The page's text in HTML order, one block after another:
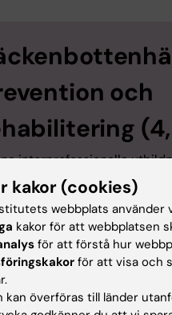
och
interprofessionella
slag. Kursen är på avancerad
och
och
perspektiv.
mer och anmäl dig till
kakor (cookies)
webbplats använder
kakor för att webbplatsen
för att förstå hur
för att visa och
överföras till länder